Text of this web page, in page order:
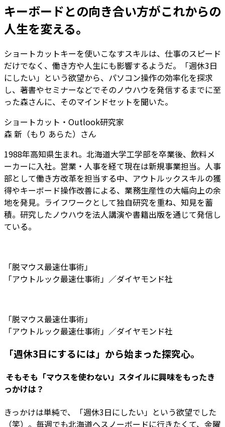
キーボードとの向き合い方がこれからの
人生を変える。
ショートカットキーを使いこなすスキルは、仕事のスピード
だけでなく、働き方や人生にも影響するようだ。「週休3日
にしたい」という欲望から、パソコン操作の効率化を探求
し、著書やセミナーなどでそのノウハウを発信するまでに至
った森さんに、そのマインドセットを聞いた。
ショートカット・Outlook研究家
森 新（もり あらた）さん
1988年高知県生まれ。北海道大学工学部を卒業後、飲料メ
ーカーに入社。営業・人事を経て現在は新規事業担当。人事
部として働き方改革を担当する中、アウトルックスキルの獲
得やキーボード操作改善による、業務生産性の大幅向上の余
地を発見。ライフワークとして独自研究を重ね、知見を蓄
積。研究したノウハウを法人講演や書籍出版を通じて発信し
ている。
「脱マウス最速仕事術」
「アウトルック最速仕事術」／ダイヤモンド社
「脱マウス最速仕事術」
「アウトルック最速仕事術」／ダイヤモンド社
「週休3日にするには」から始まった探究心。
―― そもそも「マウスを使わない」スタイルに興味をもったき
っかけは？
きっかけは単純で、「週休3日にしたい」という欲望でした
（笑）。毎週でも北海道へスノーボードに行きたくて、金曜